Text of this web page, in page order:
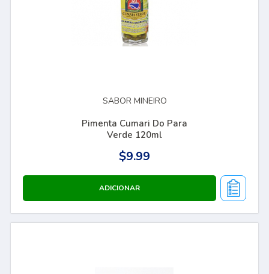
SABOR MINEIRO
Pimenta Cumari Do Para
Verde 120ml
$9.99